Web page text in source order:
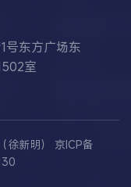
号东方广场东
室
新明） 京ICP备